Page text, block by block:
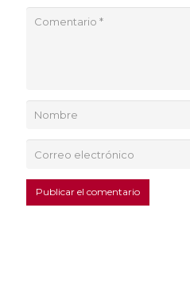
Publicar el comentario